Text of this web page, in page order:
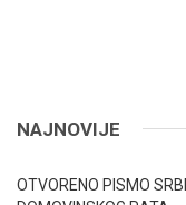
NAJNOVIJE
OTVORENO PISMO